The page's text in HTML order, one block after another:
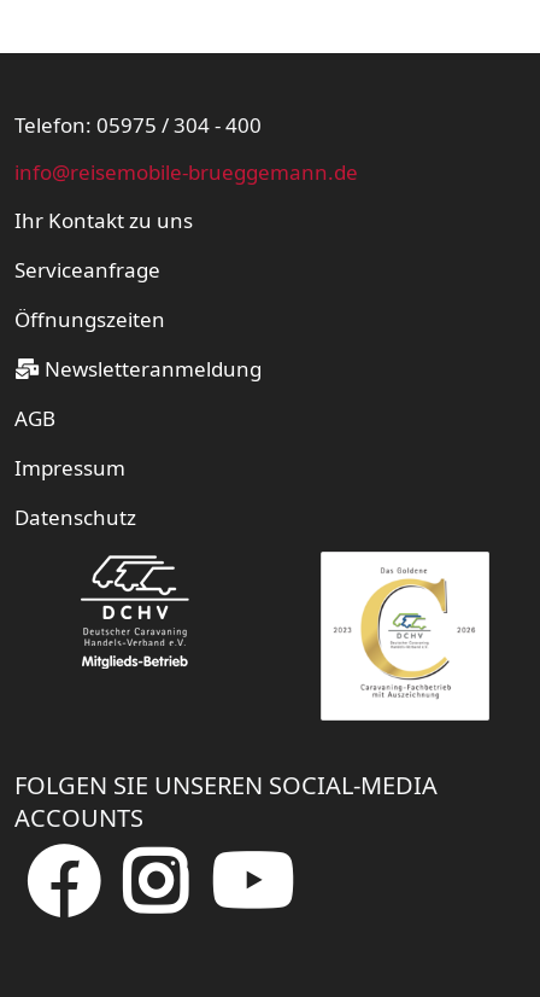
Telefon: 05975 / 304 - 400
info@reisemobile-brueggemann.de
Ihr Kontakt zu uns
Serviceanfrage
Öffnungszeiten
Newsletteranmeldung
AGB
Impressum
Datenschutz
FOLGEN SIE UNSEREN SOCIAL-MEDIA
ACCOUNTS